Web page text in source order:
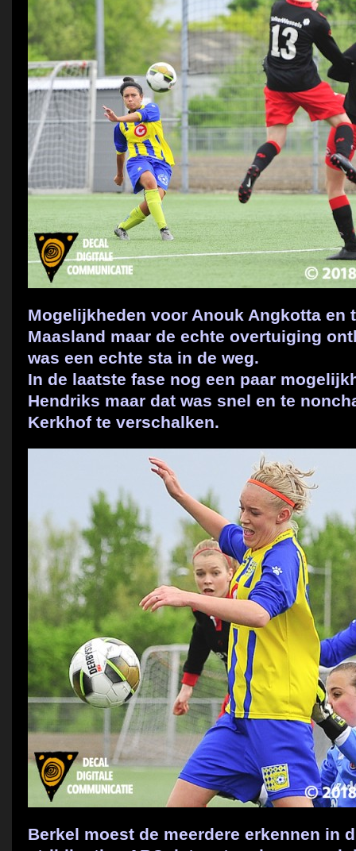
Mogelijkheden voor Anouk Angkotta en
Maasland maar de echte overtuiging
was een echte sta in de weg.
In de laatste fase nog een paar
Hendriks maar dat was snel en te
Kerkhof te verschalken.
Berkel moest de meerdere erkennen in